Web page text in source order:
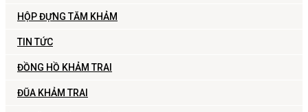
HỘP ĐỰNG TĂM KHẢM
TIN TỨC
ĐỒNG HỒ KHẢM TRAI
ĐŨA KHẢM TRAI